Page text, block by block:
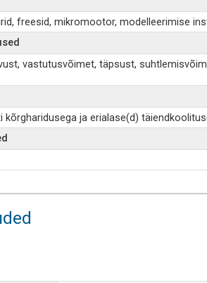
freesid, mikromootor, modelleerimise
vastutusvõimet, täpsust,
ja erialase(d)